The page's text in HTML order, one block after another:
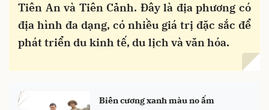
Tiên An và Tiên Cảnh. Đây là địa phương có
địa hình đa dạng, có nhiều giá trị đặc sắc để
phát triển du kinh tế, du lịch và văn hóa.
Biên cương xanh màu no ấm